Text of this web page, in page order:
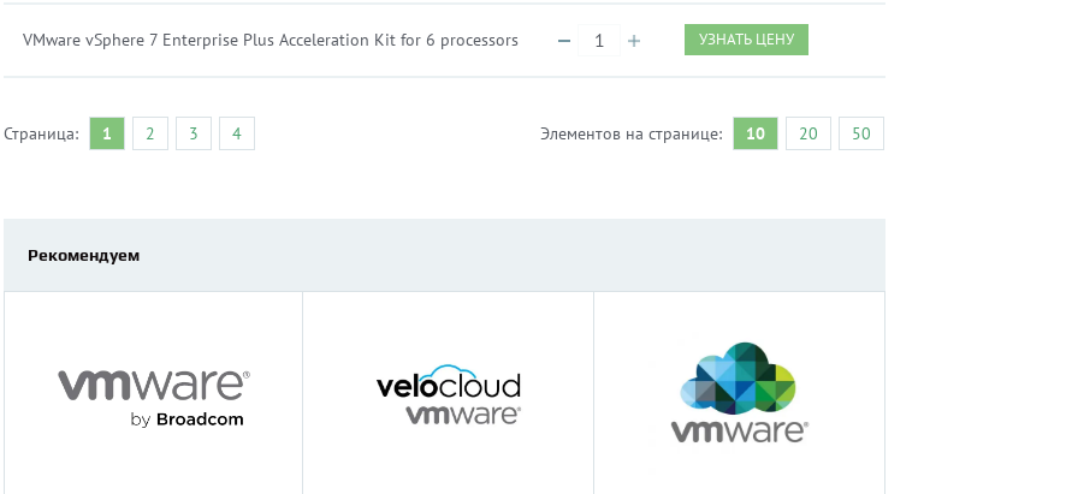
VMware vSphere 7 Enterprise Plus Acceleration Kit for 6 processors УЗНАТЬ ЦЕНУ
Страница: 1 2 3 4 Элементов на странице: 10 20 50
Рекомендуем